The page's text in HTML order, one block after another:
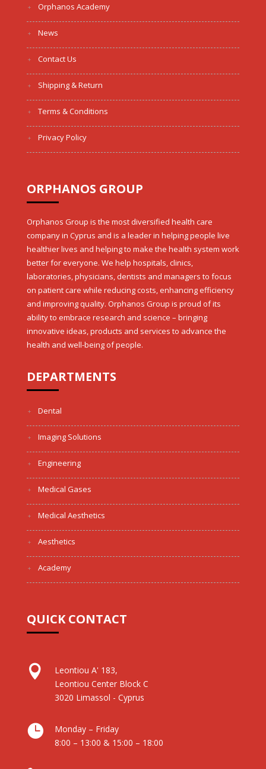
Orphanos Academy
News
Contact Us
Shipping & Return
Terms & Conditions
Privacy Policy
ORPHANOS GROUP
Orphanos Group is the most diversified health care
company in Cyprus and is a leader in helping people live
healthier lives and helping to make the health system work
better for everyone. We help hospitals, clinics,
laboratories, physicians, dentists and managers to focus
on patient care while reducing costs, enhancing efficiency
and improving quality. Orphanos Group is proud of its
ability to embrace research and science – bringing
innovative ideas, products and services to advance the
health and well-being of people.
DEPARTMENTS
Dental
Imaging Solutions
Engineering
Medical Gases
Medical Aesthetics
Aesthetics
Academy
QUICK CONTACT

Leontiou A' 183,
Leontiou Center Block C
3020 Limassol - Cyprus

Monday – Friday
8:00 – 13:00 & 15:00 – 18:00